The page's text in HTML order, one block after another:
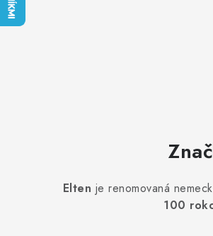
Elten je renomovaná
100